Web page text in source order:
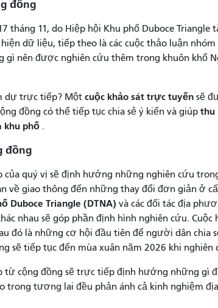
đồng
tháng 11, do Hiệp hội Khu phố Duboce
dữ liệu, tiếp theo là các cuộc thảo luận
gì nên được nghiên cứu thêm trong khuôn khổ
dự trực tiếp? Một cuộc khảo sát trực tuyến sẽ
đồng có thể tiếp tục chia sẻ ý kiến ​​và giúp thu
khu phố .
đồng
của quý vị sẽ định hướng những nghiên cứu
về giao thông đến những thay đổi đơn giản ở
Duboce Triangle (DTNA) và các đối tác địa
nhau sẽ góp phần định hình nghiên cứu. Cuộc
đó là những cơ hội đầu tiên để người dân chia
sẽ tiếp tục đến mùa xuân năm 2026 khi
từ cộng đồng sẽ trực tiếp định hướng những gì
trong tương lai đều phản ánh cả kinh nghiệm